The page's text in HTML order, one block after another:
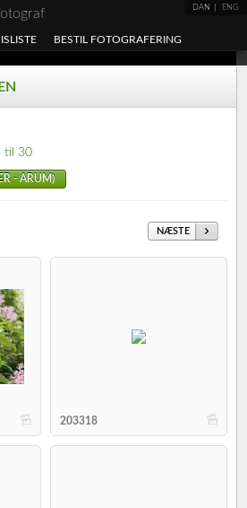
DAN ENG
BESTIL FOTOGRAFERING
til 30
- ARUM)
NÆSTE
b b
203318